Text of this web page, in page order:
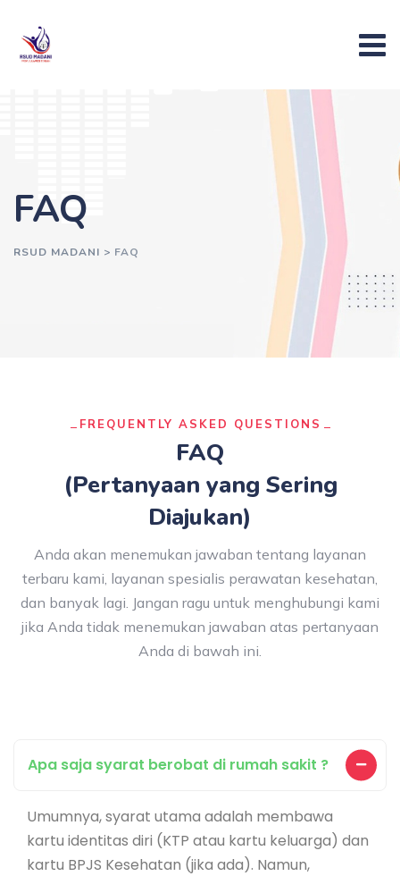
FAQ
RSUD MADANI > FAQ
FREQUENTLY ASKED QUESTIONS
FAQ
(Pertanyaan yang Sering
Diajukan)
Anda akan menemukan jawaban tentang layanan
terbaru kami, layanan spesialis perawatan kesehatan,
dan banyak lagi. Jangan ragu untuk menghubungi kami
jika Anda tidak menemukan jawaban atas pertanyaan
Anda di bawah ini.
Apa saja syarat berobat di rumah sakit ?
Umumnya, syarat utama adalah membawa
kartu identitas diri (KTP atau kartu keluarga) dan
kartu BPJS Kesehatan (jika ada). Namun,